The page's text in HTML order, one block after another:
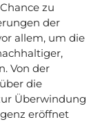
zu
der
allem, um die
Von der
die
Überwindung
eröffnet